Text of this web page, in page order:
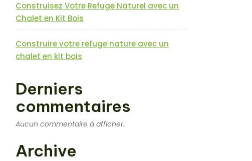
Construisez Votre Refuge Naturel avec un
Chalet en Kit Bois
Construire votre refuge nature avec un
chalet en kit bois
Derniers
commentaires
Aucun commentaire à afficher.
Archive